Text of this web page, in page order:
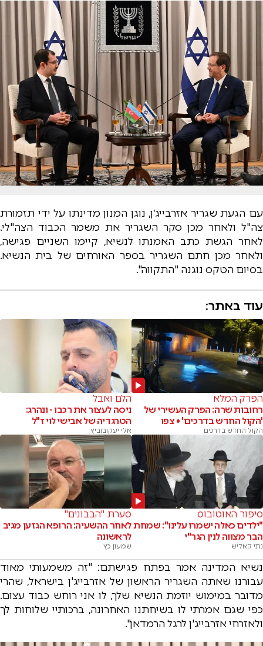
עם הגעת שגריר אזרבייג׳ן, נוגן המנון מדינתו על ידי תזמורת
צה"ל ולאחר מכן סקר השגריר את משמר הכבוד הצה"לי.
לאחר הגשת כתב האמנתו לנשיא, קיימו השניים פגישה,
ולאחר מכן חתם השגריר בספר האורחים של בית הנשיא.
בסיום הטקס נוגנה "התקווה".
עוד באתר:
הפרק המלא
רחובות שרה: הפרק העשירי של
'הקול החדש בדרכים' • צפו
הקול החדש בדרכים
הלם ואבל
ניסה לעצור את רכבו - ונהרג:
הטרגדיה של אבישי לוי ז"ל
אלי יעקובוביץ
סיפור האוטובוס
"ילדים כאלה ישמרו עלינו": שמחת
הבר מצווה לנין הגר"י
נתי קאליש
סערת "הבבונים"
לאחר ההשעיה: הרופא הגזען מגיב
לראשונה
שמעון כץ
נשיא המדינה אמר בפתח פגישתם: "זה משמעותי מאוד
עבורנו שאתה השגריר הראשון של אזרבייג'ן בישראל, שהרי
מדובר במימוש יוזמת הנשיא שלך, לו אני רוחש כבוד עצום.
כפי שגם אמרתי לו בשיחתנו האחרונה, ברכותיי שלוחות לך
ולאזרחי אזרבייג'ן לרגל הרמדאן".